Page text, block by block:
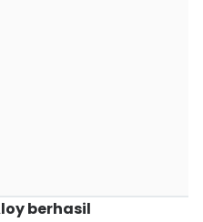
berhasil